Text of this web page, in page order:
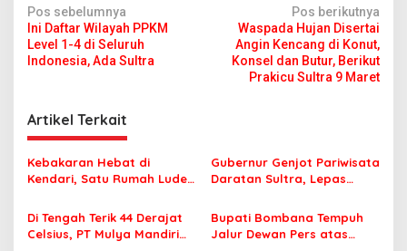
N
a
v
g
a
s
i
p
o
Pos sebelumnya
Ini Daftar Wilayah PPKM
Level 1-4 di Seluruh
Indonesia, Ada Sultra
Pos berikutnya
Waspada Hujan Disertai
Angin Kencang di Konut,
Konsel dan Butur, Berikut
Prakicu Sultra 9 Maret
Artikel Terkait
Kebakaran Hebat di
Kendari, Satu Rumah Ludes
Gubernur Genjot Pariwisata
Daratan Sultra, Lepas
Tiga Kabupaten Unggulan
Di Tengah Terik 44 Derajat
Celsius, PT Mulya Mandiri
Bupati Bombana Tempuh
Jalur Dewan Pers atas